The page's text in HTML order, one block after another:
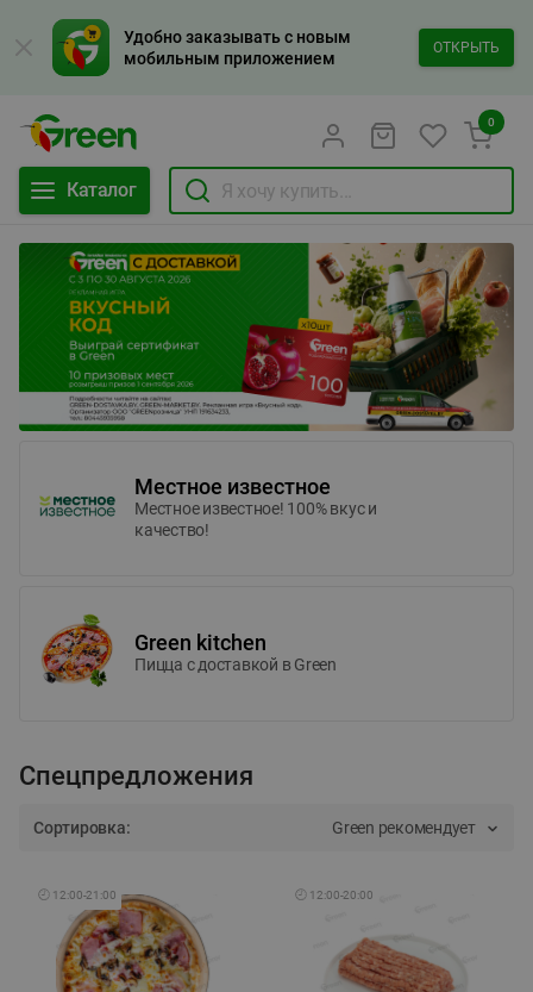
Удобно заказывать с новым
мобильным приложением
ОТКРЫТЬ
Каталог
0
Местное известное
Местное известное! 100% вкус и
качество!
Green kitchen
Пицца c доставкой в Green
Спецпредложения
Сортировка: Green рекомендует
🕘 12:00-21:00 🕘 12:00-20:00